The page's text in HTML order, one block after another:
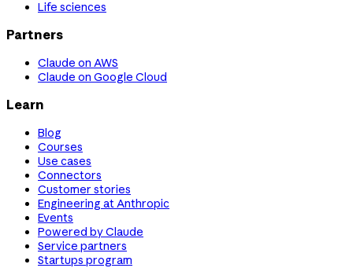
Life sciences
Partners
Claude on AWS
Claude on Google Cloud
Learn
Blog
Courses
Use cases
Connectors
Customer stories
Engineering at Anthropic
Events
Powered by Claude
Service partners
Startups program